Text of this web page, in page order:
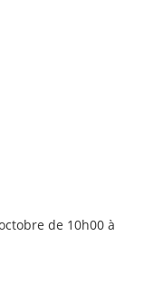
de 10h00 à